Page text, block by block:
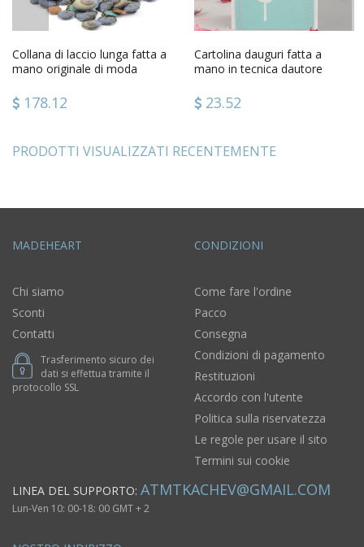
Collana di laccio lunga fatta a
mano originale di moda
178.12
Cartolina dauguri fatta a
mano in tecnica dautore
23.52
PRODOTTI VISUALIZZATI RECENTEMENTE
MADEHEART
Chi siamo
Sconti
Contatti
Trasferimento sicuro dei
dati si effettua tramite il
protocollo SSL
CONDIZIONI
Come fare l'ordine
Pacco
Consegna
Condizioni di pagamento
Restituzioni
Accordo con l'utente
Politica sulla riservatezza
Le regole per usare il sito
Termini sui cookie
LINEA DEL SUPPORTO: ATMTKACHEV@GMAIL.COM
Lun-Ven 10: 00-18: 00 GMT + 2